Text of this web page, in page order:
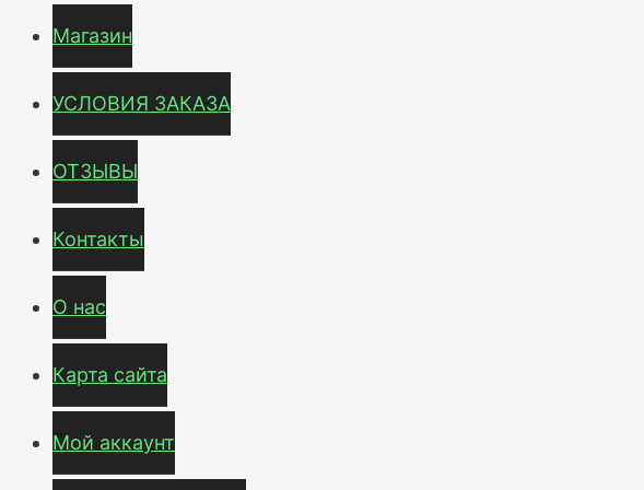
Магазин
УСЛОВИЯ ЗАКАЗА
ОТЗЫВЫ
Контакты
О нас
Карта сайта
Мой аккаунт